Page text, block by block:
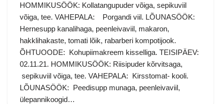
HOMMIKUSÖÖK: Kollatangupuder võiga, sepikuviil
võiga, tee. VAHEPALA: Porgandi viil. LÕUNASÖÖK:
Hernesupp kanalihaga, peenleivaviil, makaron,
hakklihakaste, tomati lõik, rabarberi kompotijook.
ÕHTUOODE: Kohupiimakreem kisselliga. TEISIPÄEV:
02.11.21. HOMMIKUSÖÖK: Riisipuder kõrvitsaga,
sepikuviil võiga, tee. VAHEPALA: Kirsstomat- kooli.
LÕUNASÖÖK: Peedisupp munaga, peenleivaviil,
ülepannikoogid…